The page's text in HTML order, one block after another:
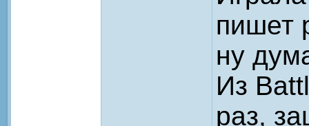
пишет
ну
Из
раз,